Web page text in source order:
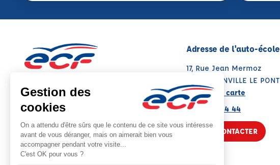
Note : 4.8/5
Moyenne calculée sur 116 avis
Adresse de l'auto-école
17, Rue Jean Mermoz
94340 JOINVILLE LE PONT
Voir sur la carte
01 48 83 44 44
NOUS CONTACTER